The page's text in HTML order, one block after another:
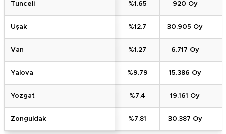
Tunceli %1.65 920 Oy
Uşak %12.7 30.905 Oy
Van %1.27 6.717 Oy
Yalova %9.79 15.386 Oy
Yozgat %7.4 19.161 Oy
Zonguldak %7.81 30.387 Oy